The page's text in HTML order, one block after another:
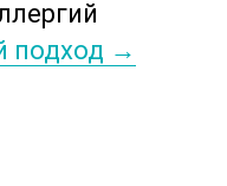
подход →